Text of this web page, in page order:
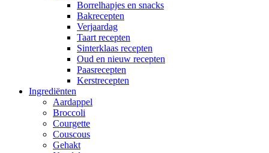
Borrelhapjes en snacks
Bakrecepten
Verjaardag
Taart recepten
Sinterklaas recepten
Oud en nieuw recepten
Paasrecepten
Kerstrecepten
Ingrediënten
Aardappel
Broccoli
Courgette
Couscous
Gehakt